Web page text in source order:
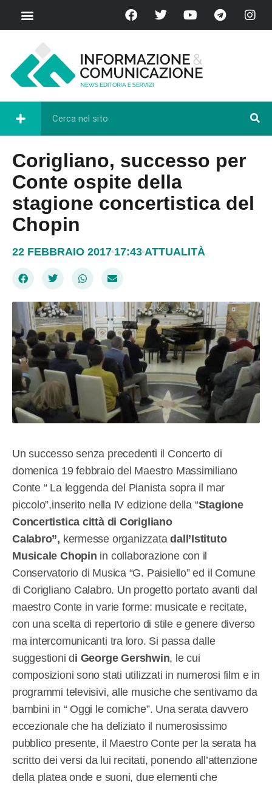
Corigliano, successo per
Conte ospite della
stagione concertistica del
Chopin
22 FEBBRAIO 2017 17:43 ATTUALITÀ
Un successo senza precedenti il Concerto di
domenica 19 febbraio del Maestro Massimiliano
Conte “ La leggenda del Pianista sopra il mar
piccolo”,inserito nella IV edizione della “Stagione
Concertistica città di Corigliano
Calabro”, kermesse organizzatadall’Istituto
Musicale Chopin in collaborazione con il
Conservatorio di Musica “G. Paisiello” ed il Comune
di Corigliano Calabro. Un progetto portato avanti dal
maestro Conte in varie forme: musicate e recitate,
con una scelta di repertorio di stile e genere diverso
ma intercomunicanti tra loro. Si passa dalle
suggestioni di George Gershwin, le cui
composizioni sono stati utilizzati in numerosi film e in
programmi televisivi, alle musiche che sentivamo da
bambini in “ Oggi le comiche”. Una serata davvero
eccezionale che ha deliziato il numerosissimo
pubblico presente, il Maestro Conte per la serata ha
scritto dei versi da lui recitati, ponendo all’attenzione
della platea onde e suoni, due elementi che